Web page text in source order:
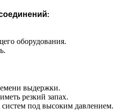
оборудования.
выдержки.
резкий запах.
систем под высоким давлением.